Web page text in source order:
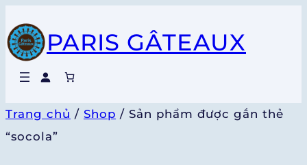
đến
phần
nội
PARIS GÂTEAUX
Trang chủ / Shop / Sản phẩm được gắn thẻ
“socola”